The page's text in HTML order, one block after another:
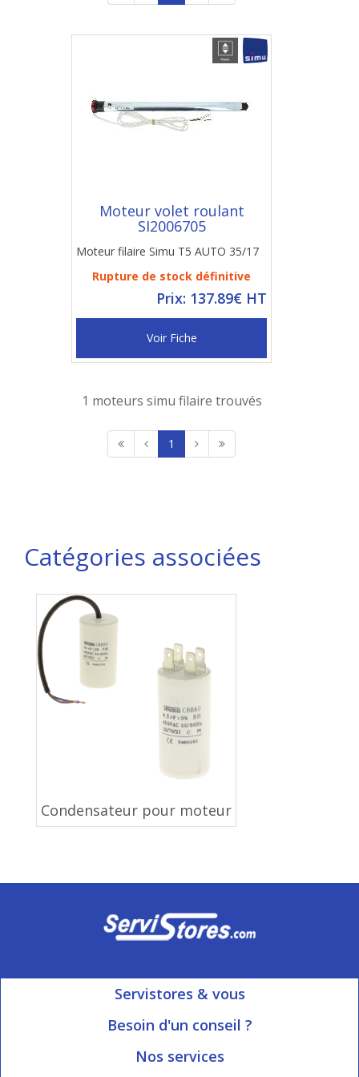
Moteur volet roulant
SI2006705
Moteur filaire Simu T5 AUTO 35/17
Rupture de stock définitive
Prix: 137.89€ HT
Voir Fiche
1 moteurs simu filaire trouvés
1
Catégories associées
Condensateur pour moteur
Servistores & vous
Mon compte
Besoin d'un conseil ?
Ouvert du Lundi au Vendredi
Nos services